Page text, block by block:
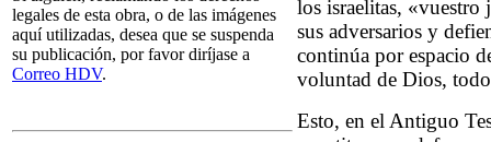
legales de esta obra, o de las imágenes
aquí utilizadas, desea que se suspenda
su publicación, por favor diríjase a
Correo HDV.
los israelitas, «vuestro
sus adversarios y
continúa por espacio
voluntad de Dios,
Esto, en el Antiguo